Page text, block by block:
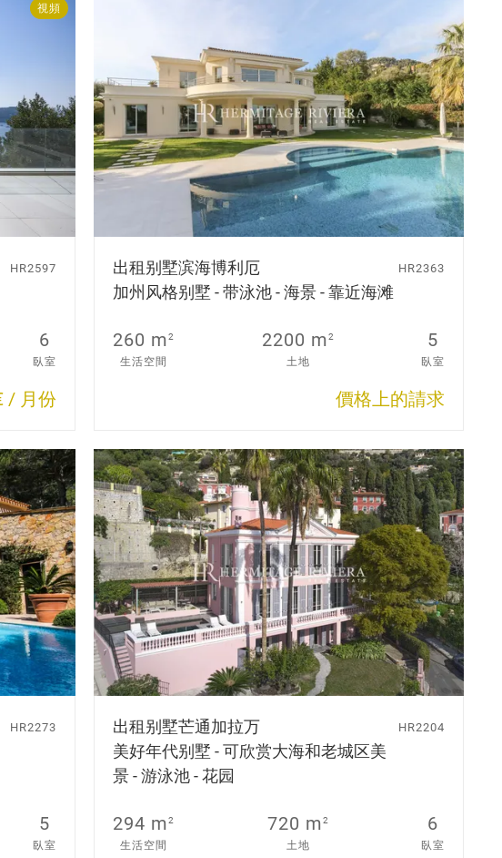
視頻
HR2597
6
臥室
/ 月份
出租别墅滨海博利厄
加州风格别墅 - 带泳池 - 海景 - 靠近海滩
HR2363
260 m2
生活空間
2200 m2
土地
5
臥室
價格上的請求
HR2273
5
臥室
出租别墅芒通加拉万
美好年代别墅 - 可欣赏大海和老城区美
景 - 游泳池 - 花园
HR2204
294 m2
生活空間
720 m2
土地
6
臥室